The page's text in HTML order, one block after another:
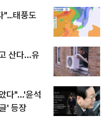
"…태풍도
산다...유
다"...'윤석
' 등장